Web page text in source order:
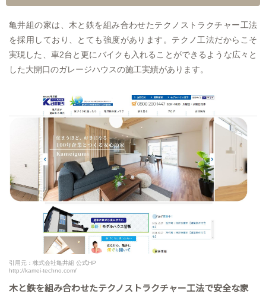
亀井組の家は、木と鉄を組み合わせたテクノストラクチャー工法
を採用しており、とても強度があります。テクノ工法だからこそ
実現した、車2台と更にバイクも入れることができるような広々と
した大開口のガレージハウスの施工実績があります。
引用元：株式会社亀井組 公式HP
http://kamei-techno.com/
木と鉄を組み合わせたテクノストラクチャー工法で安全な家